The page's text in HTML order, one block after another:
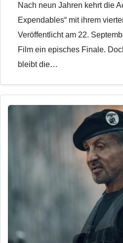
Nach neun Jahren kehrt die
Expendables“ mit ihrem
Veröffentlicht am 22.
Film ein episches Finale.
bleibt die…